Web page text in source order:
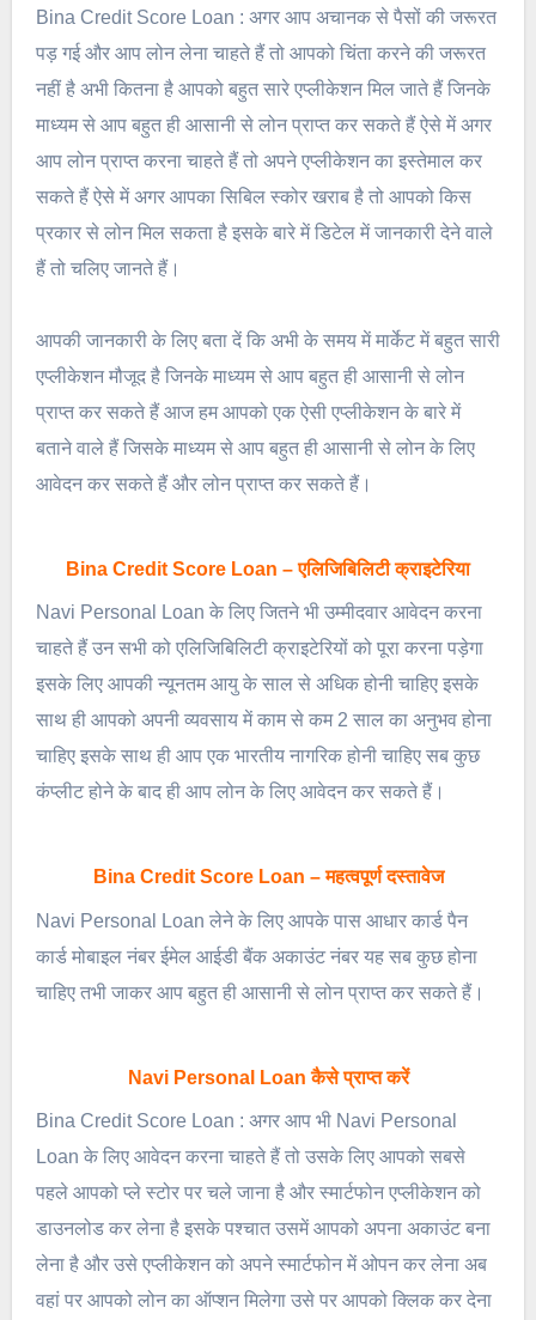
Bina Credit Score Loan : अगर आप अचानक से पैसों की जरूरत
पड़ गई और आप लोन लेना चाहते हैं तो आपको चिंता करने की जरूरत
नहीं है अभी कितना है आपको बहुत सारे एप्लीकेशन मिल जाते हैं जिनके
माध्यम से आप बहुत ही आसानी से लोन प्राप्त कर सकते हैं ऐसे में अगर
आप लोन प्राप्त करना चाहते हैं तो अपने एप्लीकेशन का इस्तेमाल कर
सकते हैं ऐसे में अगर आपका सिबिल स्कोर खराब है तो आपको किस
प्रकार से लोन मिल सकता है इसके बारे में डिटेल में जानकारी देने वाले
हैं तो चलिए जानते हैं।
आपकी जानकारी के लिए बता दें कि अभी के समय में मार्केट में बहुत सारी
एप्लीकेशन मौजूद है जिनके माध्यम से आप बहुत ही आसानी से लोन
प्राप्त कर सकते हैं आज हम आपको एक ऐसी एप्लीकेशन के बारे में
बताने वाले हैं जिसके माध्यम से आप बहुत ही आसानी से लोन के लिए
आवेदन कर सकते हैं और लोन प्राप्त कर सकते हैं।
Bina Credit Score Loan – एलिजिबिलिटी क्राइटेरिया
Navi Personal Loan के लिए जितने भी उम्मीदवार आवेदन करना
चाहते हैं उन सभी को एलिजिबिलिटी क्राइटेरियों को पूरा करना पड़ेगा
इसके लिए आपकी न्यूनतम आयु के साल से अधिक होनी चाहिए इसके
साथ ही आपको अपनी व्यवसाय में काम से कम 2 साल का अनुभव होना
चाहिए इसके साथ ही आप एक भारतीय नागरिक होनी चाहिए सब कुछ
कंप्लीट होने के बाद ही आप लोन के लिए आवेदन कर सकते हैं।
Bina Credit Score Loan – महत्वपूर्ण दस्तावेज
Navi Personal Loan लेने के लिए आपके पास आधार कार्ड पैन
कार्ड मोबाइल नंबर ईमेल आईडी बैंक अकाउंट नंबर यह सब कुछ होना
चाहिए तभी जाकर आप बहुत ही आसानी से लोन प्राप्त कर सकते हैं।
Navi Personal Loan कैसे प्राप्त करें
Bina Credit Score Loan : अगर आप भी Navi Personal
Loan के लिए आवेदन करना चाहते हैं तो उसके लिए आपको सबसे
पहले आपको प्ले स्टोर पर चले जाना है और स्मार्टफोन एप्लीकेशन को
डाउनलोड कर लेना है इसके पश्चात उसमें आपको अपना अकाउंट बना
लेना है और उसे एप्लीकेशन को अपने स्मार्टफोन में ओपन कर लेना अब
वहां पर आपको लोन का ऑप्शन मिलेगा उसे पर आपको क्लिक कर देना